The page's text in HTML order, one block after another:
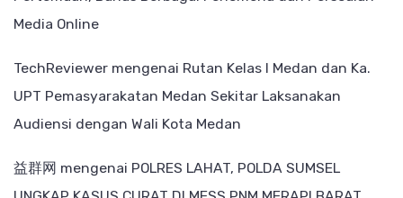
Media Online
TechReviewer mengenai Rutan Kelas I Medan dan Ka.
UPT Pemasyarakatan Medan Sekitar Laksanakan
Audiensi dengan Wali Kota Medan
益群网 mengenai POLRES LAHAT, POLDA SUMSEL